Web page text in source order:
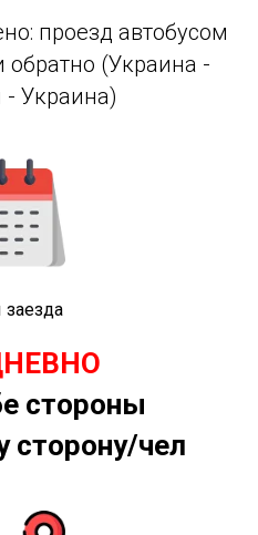
проезд автобусом
обратно (Украина -
- Украина)
стороны
сторону/чел